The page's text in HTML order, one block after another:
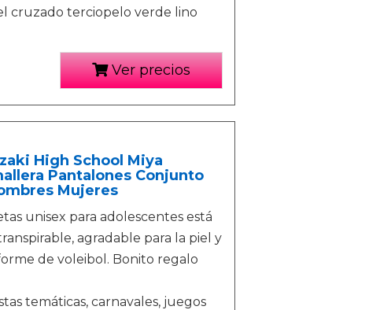
cruzado terciopelo verde lino
Ver precios
High School Miya
Pantalones Conjunto
Mujeres
unisex para adolescentes está
agradable para la piel y
de voleibol. Bonito regalo
temáticas, carnavales, juegos